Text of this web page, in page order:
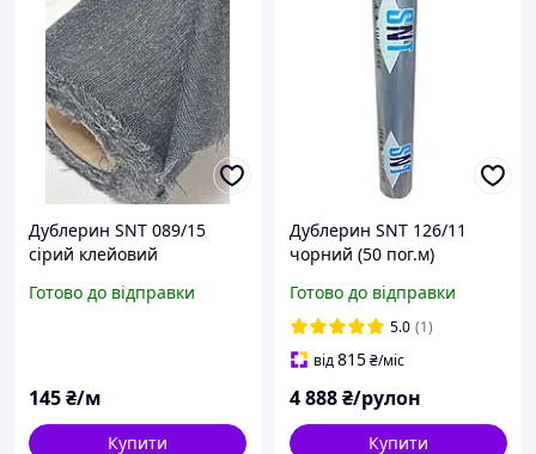
Дублерин SNT 089/15
сірий клейовий
Готово до відправки
145₴/м
Купити
Дублерин SNT 126/11
чорний (50 пог.м)
Готово до відправки
5.0 (1)
від815₴/міс
4 888₴/рулон
Купити